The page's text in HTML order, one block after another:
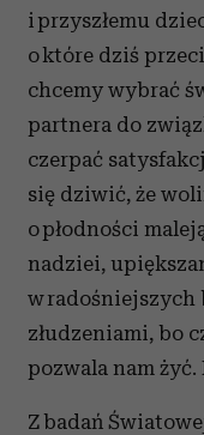
Partnerzy mogą
otrzymanymi od
korzystania z ich
i przyszłemu
o które dziś
chcemy wybrać
partnera do
czerpać
się dziwić, że
o płodności
nadziei,
w radośniejszych
złudzeniami, bo
pozwala nam
Z badań